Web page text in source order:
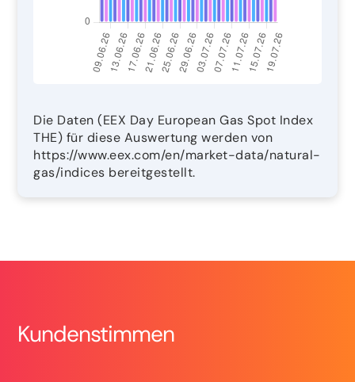
Die Daten (EEX Day European Gas Spot Index
THE) für diese Auswertung werden von
https://www.eex.com/en/market-data/natural-
gas/indices bereitgestellt.
Kundenstimmen